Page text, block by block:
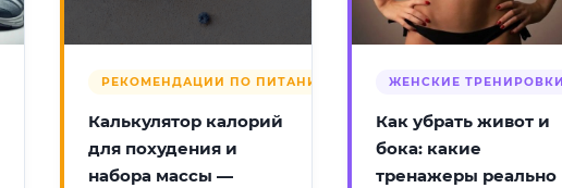
РЕКОМЕНДАЦИИ ПО ПИТАНИЮ
Калькулятор калорий
для похудения и
набора массы —
ЖЕНСКИЕ ТРЕНИРОВКИ
Как убрать живот и
бока: какие
тренажеры реально